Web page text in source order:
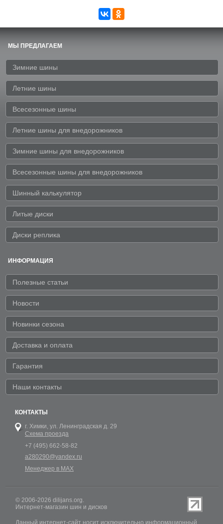
МЫ ПРЕДЛАГАЕМ
Зимние шины
Летние шины
Всесезонные шины
Летние шины для внедорожников
Зимние шины для внедорожников
Всесезонные шины для внедорожников
Шинный калькулятор
Литые диски
Диски реплика
ИНФОРМАЦИЯ
Полезные статьи
Новости
Новинки сезона
Доставка и оплата
Гарантия
Наши контакты
КОНТАКТЫ
г. Химки, ул. Ленинградская д. 29
Схема проезда
+7 (495) 662-58-82
a280290@yandex.ru
Менеджер в MAX
© 2006-2026 dilijans.org.
Интернет-магазин шин и дисков
Данный интернет-сайт носит исключительно информационный